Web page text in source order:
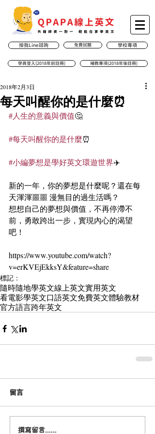
按我Line諮詢 免費試聽 學校專項
學員登入(2018年前註冊) 補教專項(2018年後註冊)
每天叫醒你的是什麼⏰
2018年2月3日
#人生的意義與價值🤔
#每天叫醒你的是什麼⏰
#小編夢想是學好英文環遊世界✈️
新的一年，你的夢想是什麼呢？還在每
天渾渾噩噩 漫無目的過生活嗎？
想想自己的夢想與價值，不再停滯不
前，勇敢跨出一步，實現內心的渴望
吧！
https://www.youtube.com/watch?
v=erKVEjEkksY&feature=share
標記：
隨時隨地學英文線上英文實用英文
看電影學英文口語英文免費英文體驗教材
官方語言跨年英文
留言
撰寫留言......